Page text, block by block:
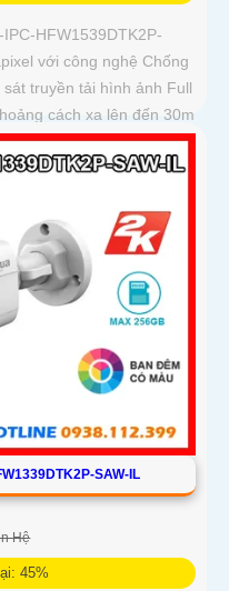
HFW1539DTK2P-
với công nghệ Chống
truyền tải hình ảnh Full
cách xa lên đến 30m
SAW-IL
Hệ
45%